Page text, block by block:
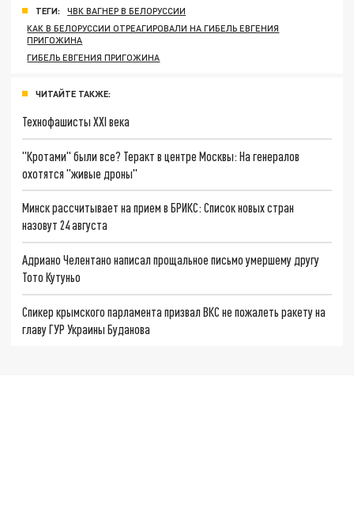
ТЕГИ:
ЧВК ВАГНЕР В БЕЛОРУССИИ
КАК В БЕЛОРУССИИ ОТРЕАГИРОВАЛИ НА ГИБЕЛЬ ЕВГЕНИЯ
ПРИГОЖИНА
ГИБЕЛЬ ЕВГЕНИЯ ПРИГОЖИНА
ЧИТАЙТЕ ТАКЖЕ:
Технофашисты XXI века
"Кротами" были все? Теракт в центре Москвы: На генералов
охотятся "живые дроны"
Минск рассчитывает на прием в БРИКС: Список новых стран
назовут 24 августа
Адриано Челентано написал прощальное письмо умершему другу
Тото Кутуньо
Спикер крымского парламента призвал ВКС не пожалеть ракету на
главу ГУР Украины Буданова